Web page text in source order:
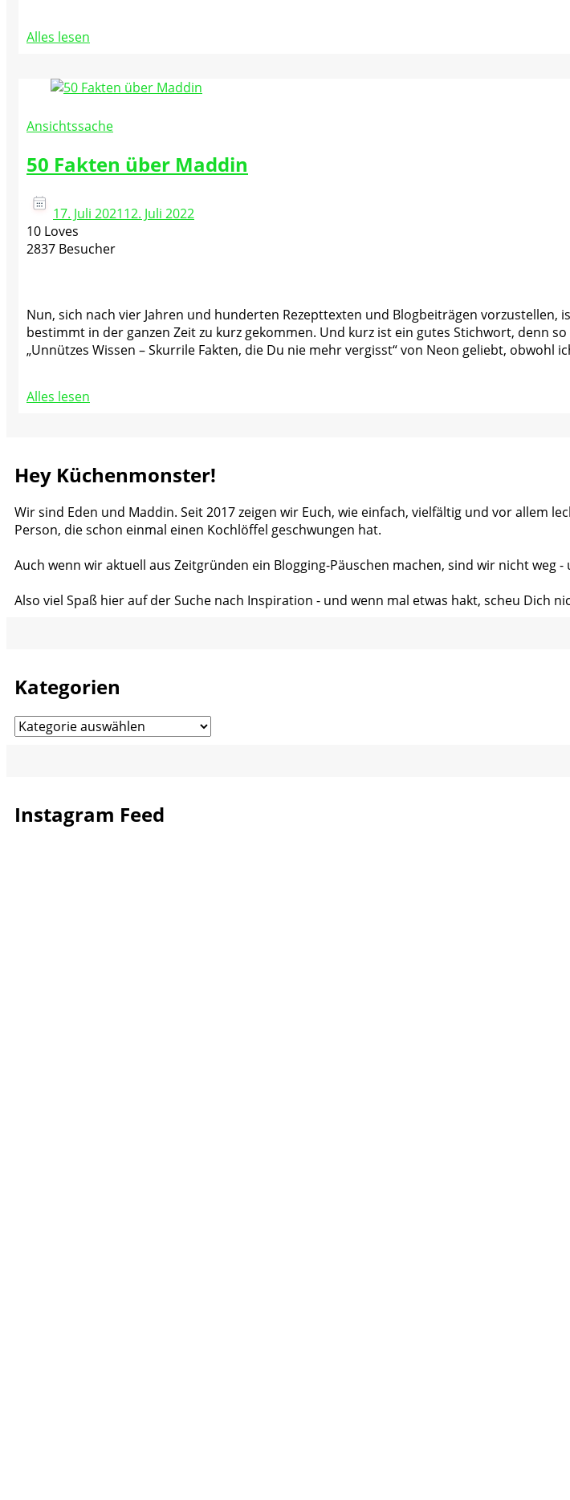
Alles lesen
Ansichtssache
50 Fakten über Maddin
17. Juli 202112. Juli 2022
10 Loves
2837 Besucher
Nun, sich nach vier Jahren und hunderten Rezepttexten und Blogbeiträgen
bestimmt in der ganzen Zeit zu kurz gekommen. Und kurz ist ein gutes Stichwort, denn
„Unnützes Wissen – Skurrile Fakten, die Du nie mehr vergisst“ von Neon geliebt, obwohl
Alles lesen
Hey Küchenmonster!
Wir sind Eden und Maddin. Seit 2017 zeigen wir Euch, wie einfach, vielfältig und vor allem
Person, die schon einmal einen Kochlöffel geschwungen hat.
Auch wenn wir aktuell aus Zeitgründen ein Blogging-Päuschen machen, sind wir nicht weg
Also viel Spaß hier auf der Suche nach Inspiration - und wenn mal etwas hakt, scheu Dich
Kategorien
Kategorien
Instagram Feed